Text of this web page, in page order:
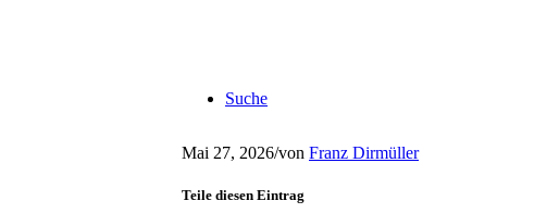
Suche
Mai 27, 2026/von Franz Dirmüller
Teile diesen Eintrag